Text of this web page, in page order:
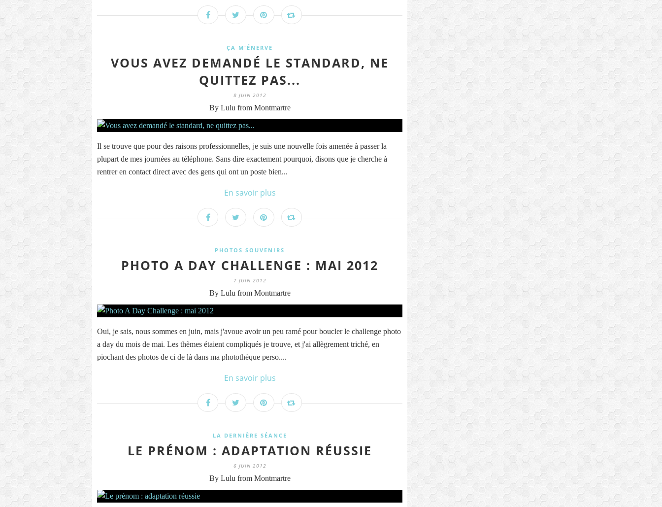
ÇA M'ÉNERVE
VOUS AVEZ DEMANDÉ LE STANDARD, NE
QUITTEZ PAS...
8 JUIN 2012
By Lulu from Montmartre
Il se trouve que pour des raisons professionnelles, je suis une nouvelle fois amenée à passer la
plupart de mes journées au téléphone. Sans dire exactement pourquoi, disons que je cherche à
rentrer en contact direct avec des gens qui ont un poste bien...
En savoir plus
PHOTOS SOUVENIRS
PHOTO A DAY CHALLENGE : MAI 2012
7 JUIN 2012
By Lulu from Montmartre
Oui, je sais, nous sommes en juin, mais j'avoue avoir un peu ramé pour boucler le challenge photo
a day du mois de mai. Les thèmes étaient compliqués je trouve, et j'ai allègrement triché, en
piochant des photos de ci de là dans ma photothèque perso....
En savoir plus
LA DERNIÈRE SÉANCE
LE PRÉNOM : ADAPTATION RÉUSSIE
6 JUIN 2012
By Lulu from Montmartre